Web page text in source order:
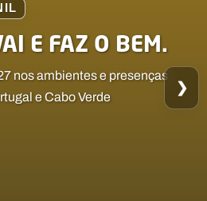
E FAZ O BEM.
nos ambientes e presenças
e Cabo Verde
DE MANIQUE
coração!
ArtiSport de Manique
❯